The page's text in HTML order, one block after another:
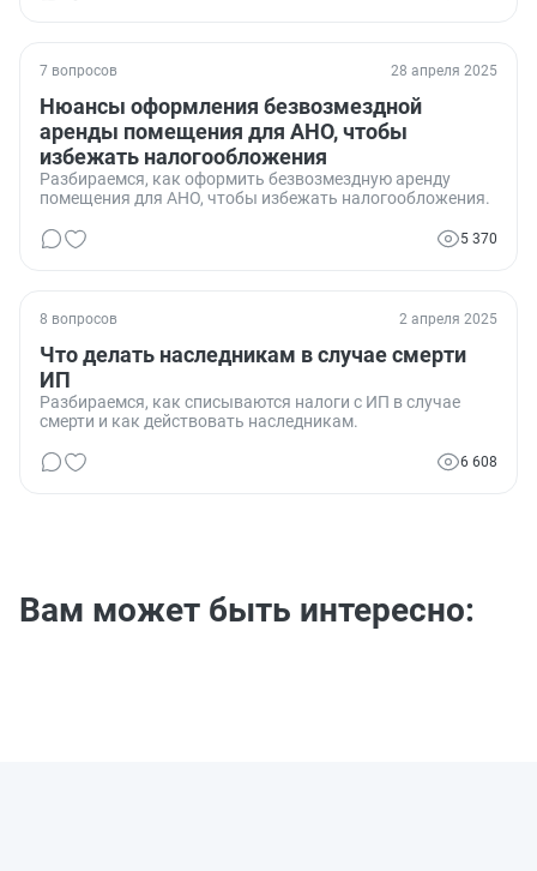
7 вопросов 28 апреля 2025
Нюансы оформления безвозмездной
аренды помещения для АНО, чтобы
избежать налогообложения
Разбираемся, как оформить безвозмездную аренду
помещения для АНО, чтобы избежать налогообложения.
5 370
8 вопросов 2 апреля 2025
Что делать наследникам в случае смерти
ИП
Разбираемся, как списываются налоги с ИП в случае
смерти и как действовать наследникам.
6 608
Вам может быть интересно: